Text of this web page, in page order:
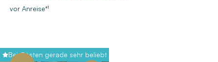
vor Anreise*¹
Bei Gästen gerade sehr beliebt